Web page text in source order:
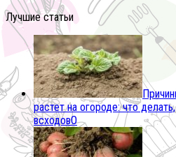
Лучшие статьи
растет на огороде: что
всходов0